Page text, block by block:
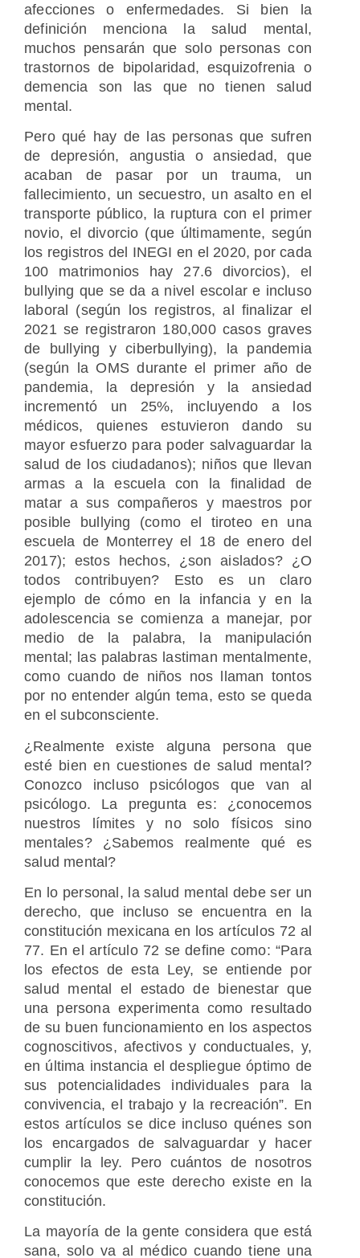
afecciones o enfermedades. Si bien la
definición menciona la salud mental,
muchos pensarán que solo personas con
trastornos de bipolaridad, esquizofrenia o
demencia son las que no tienen salud
mental.
Pero qué hay de las personas que sufren
de depresión, angustia o ansiedad, que
acaban de pasar por un trauma, un
fallecimiento, un secuestro, un asalto en el
transporte público, la ruptura con el primer
novio, el divorcio (que últimamente, según
los registros del INEGI en el 2020, por cada
100 matrimonios hay 27.6 divorcios), el
bullying que se da a nivel escolar e incluso
laboral (según los registros, al finalizar el
2021 se registraron 180,000 casos graves
de bullying y ciberbullying), la pandemia
(según la OMS durante el primer año de
pandemia, la depresión y la ansiedad
incrementó un 25%, incluyendo a los
médicos, quienes estuvieron dando su
mayor esfuerzo para poder salvaguardar la
salud de los ciudadanos); niños que llevan
armas a la escuela con la finalidad de
matar a sus compañeros y maestros por
posible bullying (como el tiroteo en una
escuela de Monterrey el 18 de enero del
2017); estos hechos, ¿son aislados? ¿O
todos contribuyen? Esto es un claro
ejemplo de cómo en la infancia y en la
adolescencia se comienza a manejar, por
medio de la palabra, la manipulación
mental; las palabras lastiman mentalmente,
como cuando de niños nos llaman tontos
por no entender algún tema, esto se queda
en el subconsciente.
¿Realmente existe alguna persona que
esté bien en cuestiones de salud mental?
Conozco incluso psicólogos que van al
psicólogo. La pregunta es: ¿conocemos
nuestros límites y no solo físicos sino
mentales? ¿Sabemos realmente qué es
salud mental?
En lo personal, la salud mental debe ser un
derecho, que incluso se encuentra en la
constitución mexicana en los artículos 72 al
77. En el artículo 72 se define como: “Para
los efectos de esta Ley, se entiende por
salud mental el estado de bienestar que
una persona experimenta como resultado
de su buen funcionamiento en los aspectos
cognoscitivos, afectivos y conductuales, y,
en última instancia el despliegue óptimo de
sus potencialidades individuales para la
convivencia, el trabajo y la recreación”. En
estos artículos se dice incluso quénes son
los encargados de salvaguardar y hacer
cumplir la ley. Pero cuántos de nosotros
conocemos que este derecho existe en la
constitución.
La mayoría de la gente considera que está
sana, solo va al médico cuando tiene una